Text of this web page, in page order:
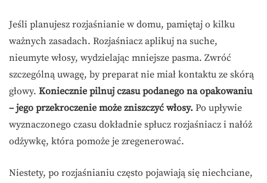
Jeśli planujesz rozjaśnianie w domu, pamiętaj o kilku
ważnych zasadach. Rozjaśniacz aplikuj na suche,
nieumyte włosy, wydzielając mniejsze pasma. Zwróć
szczególną uwagę, by preparat nie miał kontaktu ze skórą
głowy. Koniecznie pilnuj czasu podanego na opakowaniu
– jego przekroczenie może zniszczyć włosy. Po upływie
wyznaczonego czasu dokładnie spłucz rozjaśniacz i nałóż
odżywkę, która pomoże je zregenerować.
Niestety, po rozjaśnianiu często pojawiają się niechciane,